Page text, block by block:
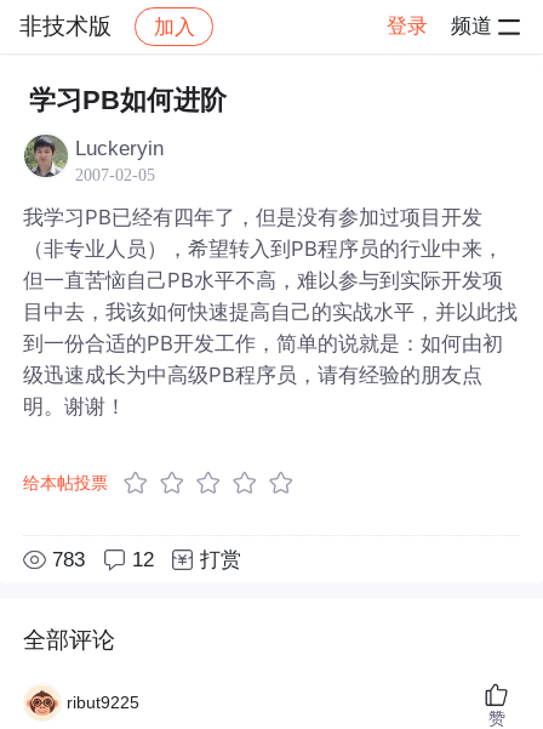
非技术版 加入 登录 频道
社区 非技术版
学习PB如何进阶
Luckeryin
2007-02-05
我学习PB已经有四年了，但是没有参加过项目开发
（非专业人员），希望转入到PB程序员的行业中来，
但一直苦恼自己PB水平不高，难以参与到实际开发项
目中去，我该如何快速提高自己的实战水平，并以此找
到一份合适的PB开发工作，简单的说就是：如何由初
级迅速成长为中高级PB程序员，请有经验的朋友点
明。谢谢！
给本帖投票
783 12 打赏
全部评论
ribut9225
赞